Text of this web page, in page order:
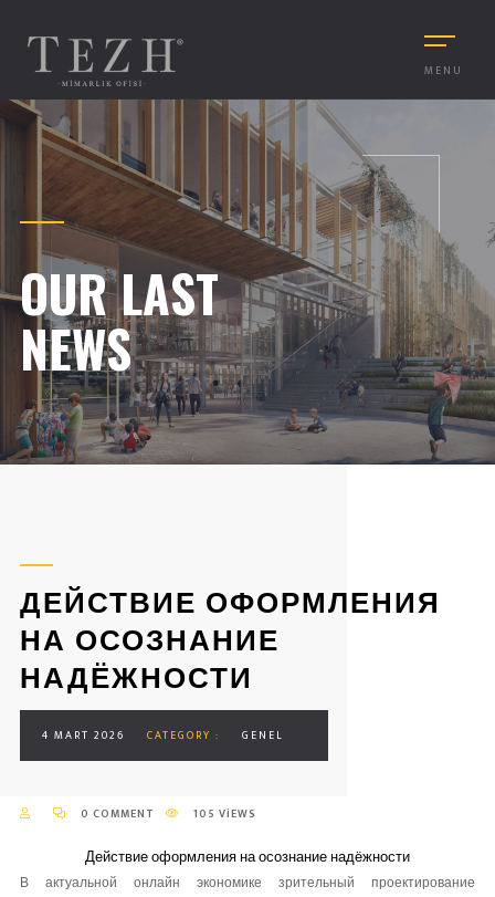
MENU
OUR LAST
NEWS
ДЕЙСТВИЕ ОФОРМЛЕНИЯ
НА ОСОЗНАНИЕ
НАДЁЖНОСТИ
4 MART 2026 CATEGORY : GENEL
0 COMMENT 105 VIEWS
Действие оформления на осознание надёжности
В актуальной онлайн экономике зрительный проектирование